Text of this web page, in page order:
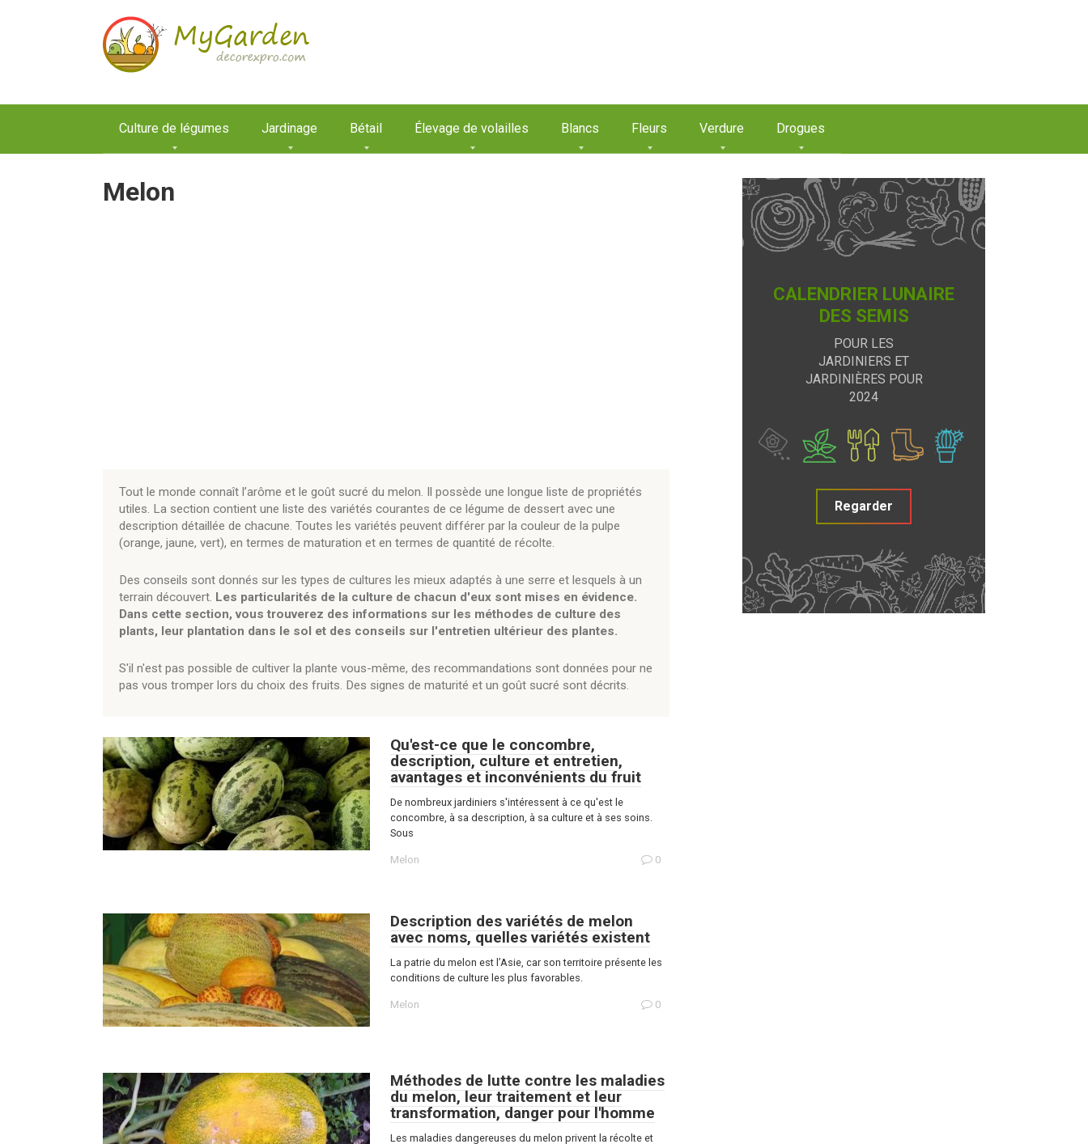
Culture de légumes Jardinage Bétail Élevage de volailles Blancs Fleurs Verdure Drogues
Melon
Tout le monde connaît l’arôme et le goût sucré du melon. Il possède une longue liste de propriétés
utiles. La section contient une liste des variétés courantes de ce légume de dessert avec une
description détaillée de chacune. Toutes les variétés peuvent différer par la couleur de la pulpe
(orange, jaune, vert), en termes de maturation et en termes de quantité de récolte.
Des conseils sont donnés sur les types de cultures les mieux adaptés à une serre et lesquels à un
terrain découvert. Les particularités de la culture de chacun d'eux sont mises en évidence.
Dans cette section, vous trouverez des informations sur les méthodes de culture des
plants, leur plantation dans le sol et des conseils sur l'entretien ultérieur des plantes.
S'il n'est pas possible de cultiver la plante vous-même, des recommandations sont données pour ne
pas vous tromper lors du choix des fruits. Des signes de maturité et un goût sucré sont décrits.
Qu'est-ce que le concombre,
description, culture et entretien,
avantages et inconvénients du fruit
De nombreux jardiniers s'intéressent à ce qu'est le
concombre, à sa description, à sa culture et à ses soins.
Sous
Melon 0
Description des variétés de melon
avec noms, quelles variétés existent
La patrie du melon est l’Asie, car son territoire présente les
conditions de culture les plus favorables.
Melon 0
Méthodes de lutte contre les maladies
du melon, leur traitement et leur
transformation, danger pour l'homme
Les maladies dangereuses du melon privent la récolte et
CALENDRIER LUNAIRE
DES SEMIS
POUR LES
JARDINIERS ET
JARDINIÈRES POUR
2024
Regarder